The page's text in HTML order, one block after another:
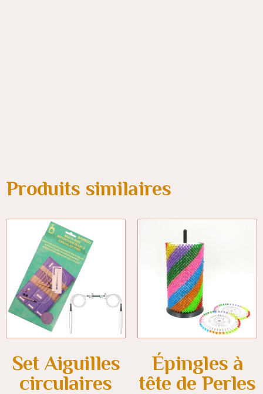
Produits similaires
Set Aiguilles
circulaires
Épingles à
tête de Perles